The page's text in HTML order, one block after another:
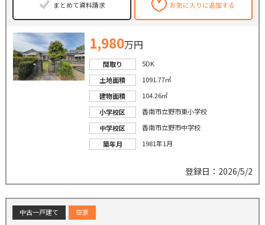
まとめて資料請求 お気に入りに追加する
1,980万円
間取り
5DK
土地面積
1091.77㎡
建物面積
104.26㎡
小学校区
香南市立野市東小学校
中学校区
香南市立野市中学校
築年月
1981年1月
登録日：2026/5/2
中古一戸建て 空家